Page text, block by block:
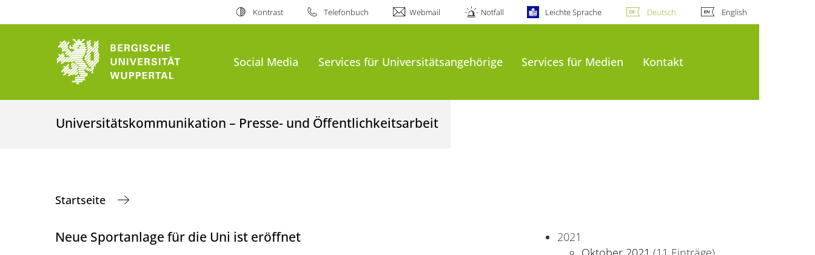
Kontrast Telefonbuch Webmail Notfall Leichte Sprache Deutsch English
Social Media Services für Universitätsangehörige Services für Medien Kontakt
Universitätskommunikation – Presse- und Öffentlichkeitsarbeit
Startseite
Neue Sportanlage für die Uni ist eröffnet
2021